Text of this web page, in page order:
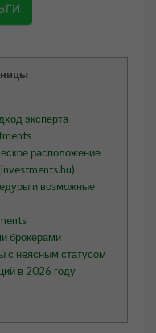
эксперта
расположение
и возможные
брокерами
с неясным статусом
в 2026 году